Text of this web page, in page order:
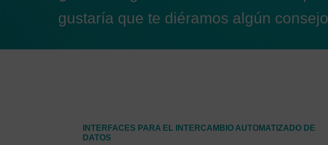
gustaría que te diéramos algún
INTERFACES PARA EL INTERCAMBIO AUTOMATIZADO DE
DATOS
Al aceptar las cookies
también acepta que sus
las autoridades de Estados